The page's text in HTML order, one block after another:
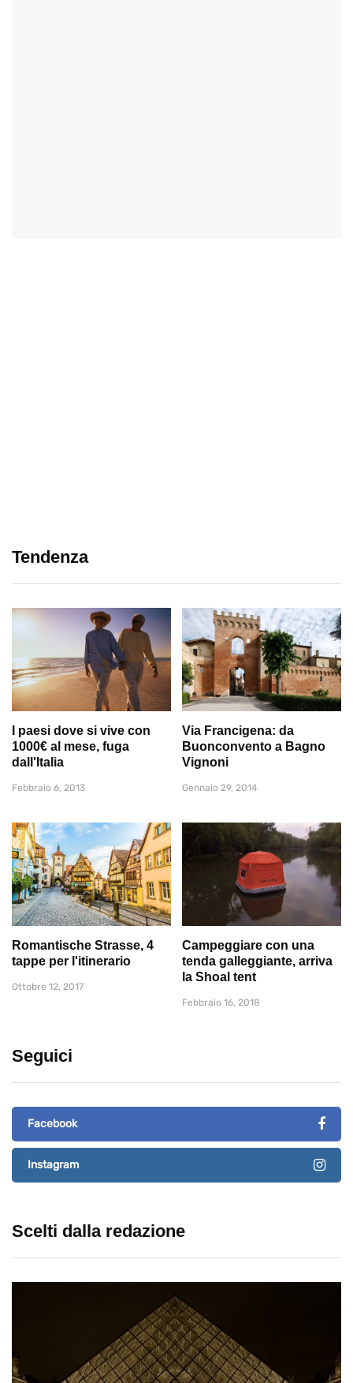
Tendenza
I paesi dove si vive con
1000€ al mese, fuga
dall'Italia
Febbraio 6, 2013
Via Francigena: da
Buonconvento a Bagno
Vignoni
Gennaio 29, 2014
Romantische Strasse, 4
tappe per l'itinerario
Ottobre 12, 2017
Campeggiare con una
tenda galleggiante, arriva
la Shoal tent
Febbraio 16, 2018
Seguici
Facebook
Instagram
Scelti dalla redazione